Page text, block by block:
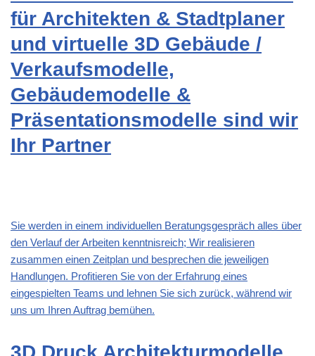
für Architekten & Stadtplaner
und virtuelle 3D Gebäude /
Verkaufsmodelle,
Gebäudemodelle &
Präsentationsmodelle sind wir
Ihr Partner
Sie werden in einem individuellen Beratungsgespräch alles über
den Verlauf der Arbeiten kenntnisreich; Wir realisieren
zusammen einen Zeitplan und besprechen die jeweiligen
Handlungen. Profitieren Sie von der Erfahrung eines
eingespielten Teams und lehnen Sie sich zurück, während wir
uns um Ihren Auftrag bemühen.